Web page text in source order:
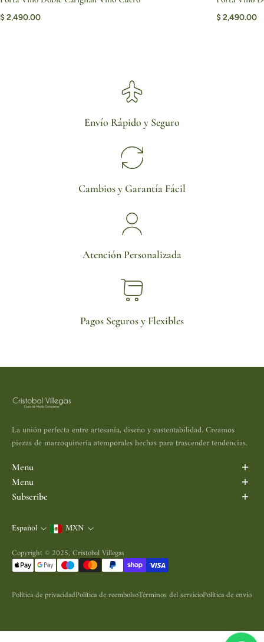
$ 2,490.00 $ 2,490.00
Envío Rápido y Seguro
Cambios y Garantía Fácil
Atención Personalizada
Pagos Seguros y Flexibles
La unión perfecta entre artesanía, diseño y sustentabilidad. Creamos
piezas de marroquinería atemporales hechas para trascender tendencias.
Menu
Inicio
Porta Vinos
Accesorios
Contacto
Menu
Search
Política de Devolución
Política de Envío
Términos y Condiciones
Subscribe
Correo electrónico
Español MXN
Copyright © 2025, Cristobal Villegas
Política de privacidadPolítica de reembolsoTérminos del servicioPolítica de envío